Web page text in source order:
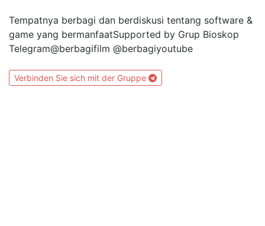
Tempatnya berbagi dan berdiskusi tentang software &
game yang bermanfaatSupported by Grup Bioskop
Telegram@berbagifilm @berbagiyoutube
Verbinden Sie sich mit der Gruppe